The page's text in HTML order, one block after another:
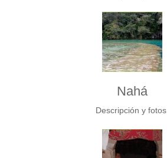
Nahá
Descripción y fotos.